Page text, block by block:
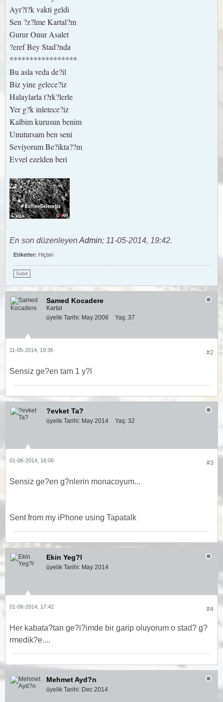
Ayr?l?k vakti geldi
Sen ?z?lme Kartal?m
Gurur Onur Asalet
?eref Bey Stad?nda
*****************
Bu asla veda de?il
Biz yine gelece?iz
Halaylarla t?rk?lerle
Yer g?k inletece?iz
Kalbim kurusun benim
Unutursam ben seni
Seviyorum Be?ikta??m
Evvel ezelden beri
En son düzenleyenAdmin; 11-05-2014, 19:42.
Etiketler: Hiçbiri
Sabit
Samed Kocadere
Kartal
üyelik Tarihi: May 2008 Yaş: 37
#2
11-05-2014, 19:36
Sensiz ge?en tam 1 y?l
?evket Ta?
üyelik Tarihi: May 2014 Yaş: 32
#3
01-06-2014, 16:06
Sensiz ge?en g?nlerin monacoyum...
Sent from my iPhone using Tapatalk
Ekin Yeg?l
üyelik Tarihi: May 2014
#4
01-06-2014, 17:42
Her kabata?tan ge?i?imde bir garip oluyorum o stad? g?
rmedik?e....
Mehmet Ayd?n
üyelik Tarihi: Dec 2014